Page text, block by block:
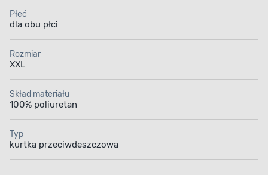
Płeć
dla obu płci
Rozmiar
XXL
Skład materiału
100% poliuretan
Typ
kurtka przeciwdeszczowa